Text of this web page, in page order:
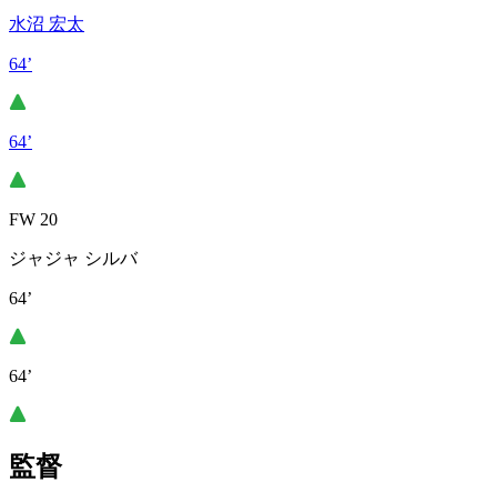
水沼 宏太
64’
64’
FW 20
ジャジャ シルバ
64’
64’
監督